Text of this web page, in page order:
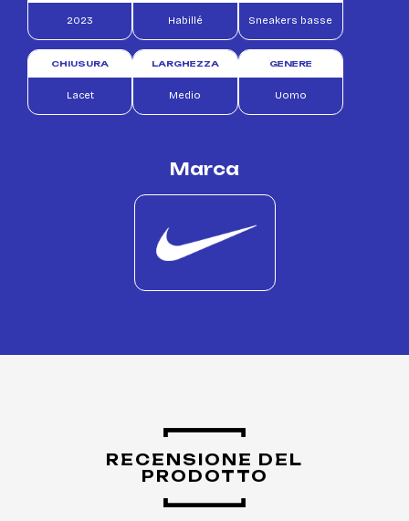
2023 Habillé Sneakers basse
CHIUSURA
Lacet
LARGHEZZA
Medio
GENERE
Uomo
Marca
RECENSIONE DEL
PRODOTTO